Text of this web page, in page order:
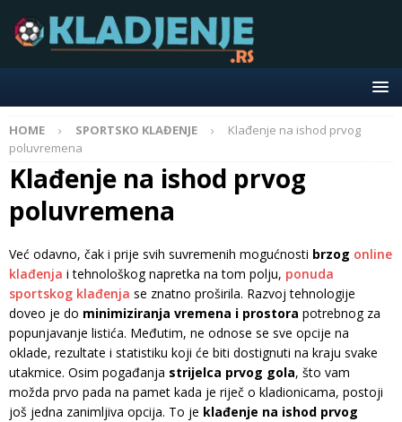
HOME SPORTSKO KLAĐENJE
Klađenje na ishod prvog
poluvremena
Klađenje na ishod prvog
poluvremena
Već odavno, čak i prije svih suvremenih mogućnosti brzog online
klađenja i tehnološkog napretka na tom polju, ponuda
sportskog klađenja se znatno proširila. Razvoj tehnologije
doveo je do minimiziranja vremena i prostora potrebnog za
popunjavanje listića. Međutim, ne odnose se sve opcije na
oklade, rezultate i statistiku koji će biti dostignuti na kraju svake
utakmice. Osim pogađanja strijelca prvog gola, što vam
možda prvo pada na pamet kada je riječ o kladionicama, postoji
još jedna zanimljiva opcija. To je klađenje na ishod prvog